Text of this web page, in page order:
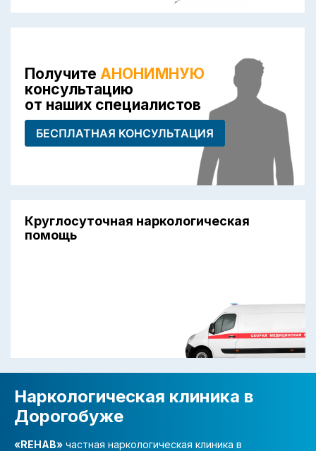
Получите АНОНИМНУЮ
консультацию
от наших специалистов
БЕСПЛАТНАЯ КОНСУЛЬТАЦИЯ
Круглосуточная наркологическая
помощь
Наркологическая клиника в
Дорогобуже
«REHAB» частная наркологическая клиника в